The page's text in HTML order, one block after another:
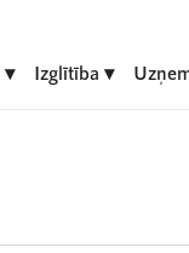
Izglītība